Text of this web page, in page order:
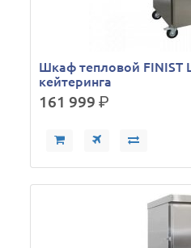
Шкаф тепловой FINIST
кейтеринга
161 999р.